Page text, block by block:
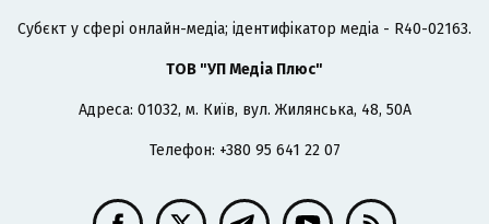
Cубєкт у сфері онлайн-медіа; ідентифікатор медіа - R40-02163.
ТОВ "УП Медіа Плюс"
Адреса: 01032, м. Київ, вул. Жилянська, 48, 50А
Телефон: +380 95 641 22 07